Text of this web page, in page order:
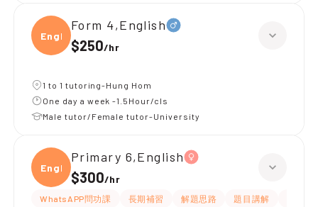
Engli
Form 4,English
$250/hr
1 to 1 tutoring-Hung Hom
One day a week -1.5Hour/cls
Male tutor/Female tutor-University
Engli
Primary 6,English
$300/hr
WhatsAPP問功課 長期補習 解題思路 題目講解